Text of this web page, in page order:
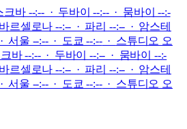
바 --:-- · 두바이 --:-- · 뭄바이 --:-
르셀로나 --:-- · 파리 --:-- · 암스테
서울 --:-- · 도쿄 --:--· 스튜디오 오
바 --:-- · 두바이 --:-- · 뭄바이 --:-
르셀로나 --:-- · 파리 --:-- · 암스테
서울 --:-- · 도쿄 --:--· 스튜디오 오